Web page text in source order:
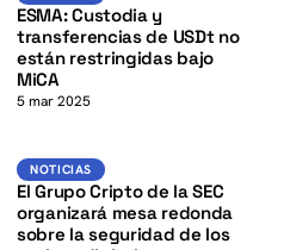
ESMA: Custodia y
transferencias de USDt no
están restringidas bajo
MiCA
5 mar 2025
Noticias
NOTICIAS
El Grupo Cripto de la SEC
organizará mesa redonda
sobre la seguridad de los